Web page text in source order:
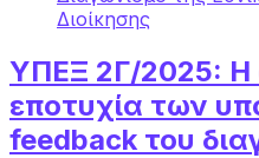
ΥΠΕΞ 2Γ/2025: Η
εποτυχία των
feedback του